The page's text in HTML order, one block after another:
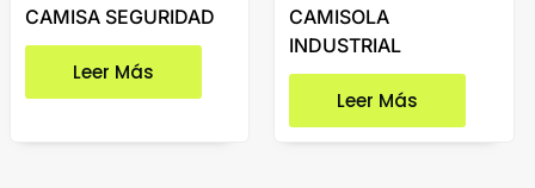
CAMISA SEGURIDAD
Leer Más
CAMISOLA
INDUSTRIAL
Leer Más